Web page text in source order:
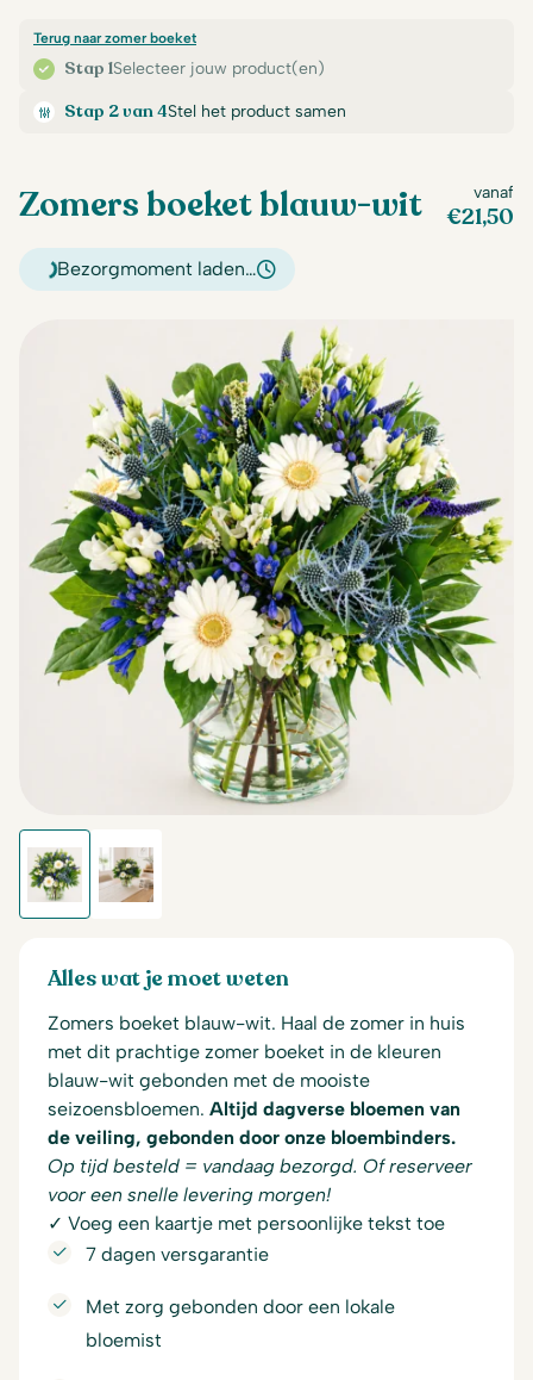
Stap 1Selecteer jouw product(en)
Terug naar zomer boeket
Stap 2 van 4Stel het product samen
Zomers boeket blauw-wit vanaf
€21,50
Bezorgmoment laden…
Alles wat je moet weten
Zomers boeket blauw-wit. Haal de zomer in huis
met dit prachtige zomer boeket in de kleuren
blauw-wit gebonden met de mooiste
seizoensbloemen. Altijd dagverse bloemen van
de veiling, gebonden door onze bloembinders.
Op tijd besteld = vandaag bezorgd. Of reserveer
voor een snelle levering morgen!
✓ Voeg een kaartje met persoonlijke tekst toe
7 dagen versgarantie
Met zorg gebonden door een lokale
bloemist